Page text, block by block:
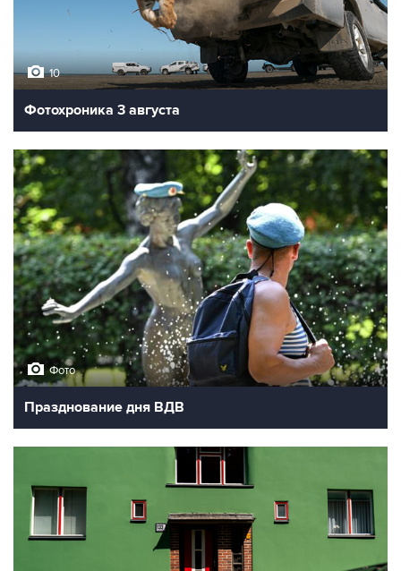
10
Фотохроника 3 августа
Фото
Празднование дня ВДВ